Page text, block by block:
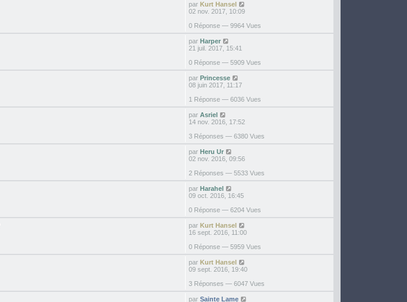
par Kurt Hansel
02 nov. 2017, 10:09
0 Réponse — 9964 Vues
par Harper
21 juil. 2017, 15:41
0 Réponse — 5909 Vues
par Princesse
08 juin 2017, 11:17
1 Réponse — 6036 Vues
par Asriel
14 nov. 2016, 17:52
3 Réponses — 6380 Vues
par Heru Ur
02 nov. 2016, 09:56
2 Réponses — 5533 Vues
par Harahel
09 oct. 2016, 16:45
0 Réponse — 6204 Vues
par Kurt Hansel
16 sept. 2016, 11:00
0 Réponse — 5959 Vues
par Kurt Hansel
09 sept. 2016, 19:40
3 Réponses — 6047 Vues
par Sainte Lame